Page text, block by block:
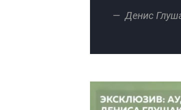
Денис